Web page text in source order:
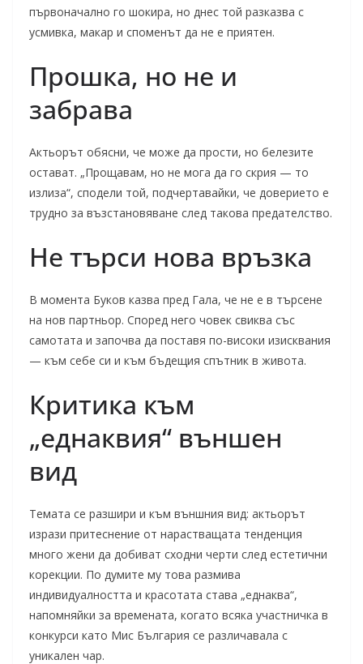
първоначално го шокира, но днес той разказва с
усмивка, макар и споменът да не е приятен.
Прошка, но не и
забрава
Актьорът обясни, че може да прости, но белезите
остават. „Прощавам, но не мога да го скрия — то
излиза“, сподели той, подчертавайки, че доверието е
трудно за възстановяване след такова предателство.
Не търси нова връзка
В момента Буков казва пред Гала, че не е в търсене
на нов партньор. Според него човек свиква със
самотата и започва да поставя по-високи изисквания
— към себе си и към бъдещия спътник в живота.
Критика към
„еднаквия“ външен
вид
Темата се разшири и към външния вид: актьорът
изрази притеснение от нарастващата тенденция
много жени да добиват сходни черти след естетични
корекции. По думите му това размива
индивидуалността и красотата става „еднаква“,
напомняйки за времената, когато всяка участничка в
конкурси като Мис България се различавала с
уникален чар.